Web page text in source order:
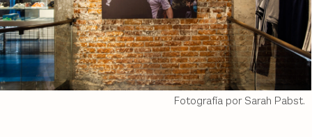
Fotografía por Sarah Pabst.